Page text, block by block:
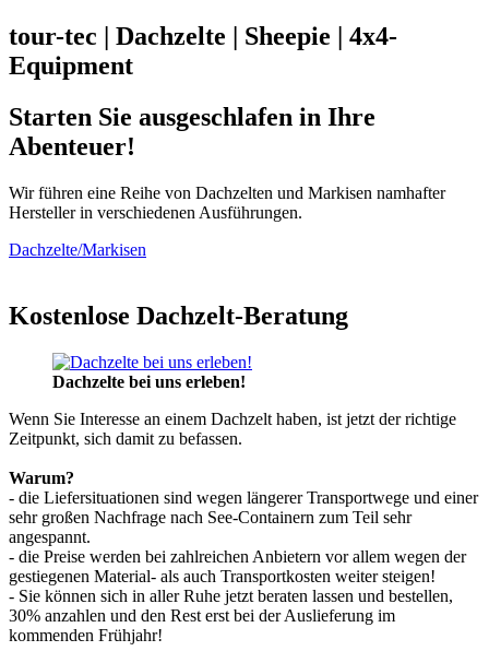
tour-tec | Dachzelte | Sheepie | 4x4-
Equipment
Starten Sie ausgeschlafen in Ihre
Abenteuer!
Wir führen eine Reihe von Dachzelten und Markisen namhafter
Hersteller in verschiedenen Ausführungen.
Dachzelte/Markisen
Kostenlose Dachzelt-Beratung
Dachzelte bei uns erleben!
Wenn Sie Interesse an einem Dachzelt haben, ist jetzt der richtige
Zeitpunkt, sich damit zu befassen.
Warum?
- die Liefersituationen sind wegen längerer Transportwege und einer
sehr großen Nachfrage nach See-Containern zum Teil sehr
angespannt.
- die Preise werden bei zahlreichen Anbietern vor allem wegen der
gestiegenen Material- als auch Transportkosten weiter steigen!
- Sie können sich in aller Ruhe jetzt beraten lassen und bestellen,
30% anzahlen und den Rest erst bei der Auslieferung im
kommenden Frühjahr!